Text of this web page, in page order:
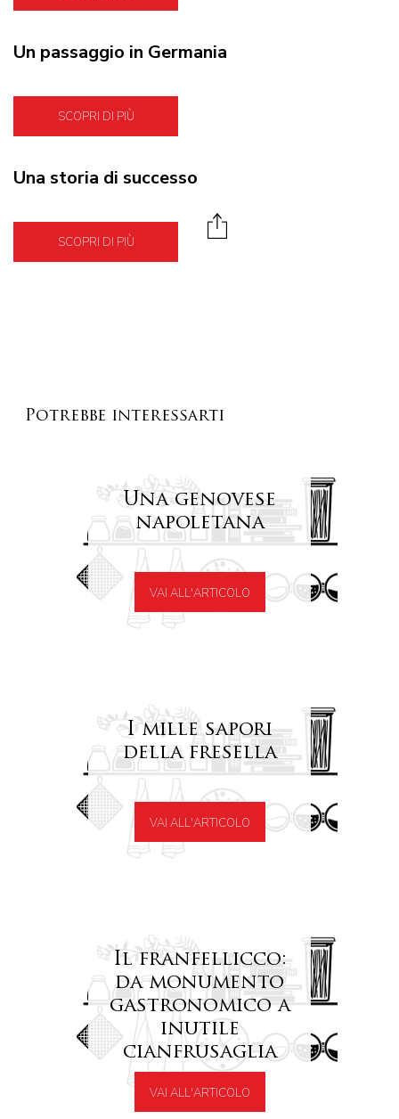
Un passaggio in Germania
SCOPRI DI PIÙ
Una storia di successo
SCOPRI DI PIÙ
Potrebbe interessarti
Una genovese
napoletana
VAI ALL'ARTICOLO
I mille sapori
della fresella
VAI ALL'ARTICOLO
Il franfellicco:
da monumento
gastronomico a
inutile
cianfrusaglia
VAI ALL'ARTICOLO